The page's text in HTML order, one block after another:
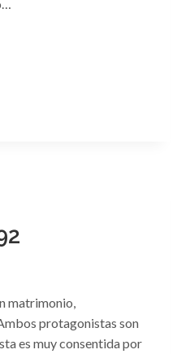
matrimonio,
protagonistas son
es muy consentida por